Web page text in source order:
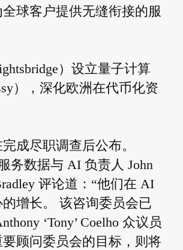
球客户提供无缝衔接的服
）设立量子计算
），深化欧洲在代币化资
成尽职调查后公布。
务数据与 AI 负责人 John
评论道：“他们在 AI
增长。 该咨询委员会已
‘Tony’ Coelho 众议员
顾问委员会的目标，则将